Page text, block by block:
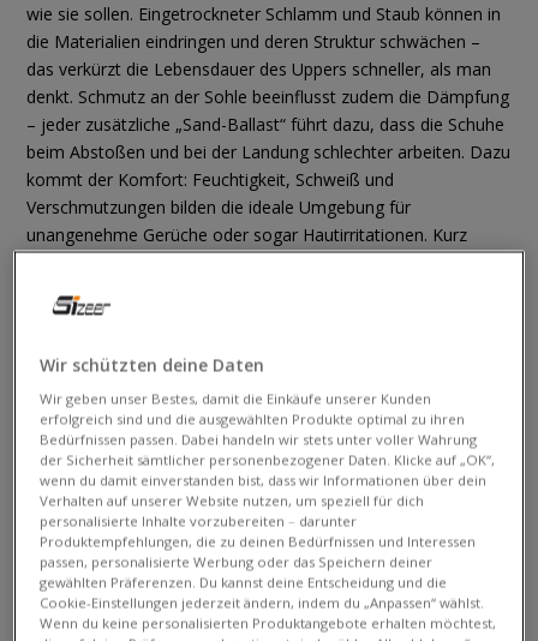
wie sie sollen. Eingetrockneter Schlamm und Staub können in
die Materialien eindringen und deren Struktur schwächen –
das verkürzt die Lebensdauer des Uppers schneller, als man
denkt. Schmutz an der Sohle beeinflusst zudem die Dämpfung
– jeder zusätzliche „Sand-Ballast“ führt dazu, dass die Schuhe
beim Abstoßen und bei der Landung schlechter arbeiten. Dazu
kommt der Komfort: Feuchtigkeit, Schweiß und
Verschmutzungen bilden die ideale Umgebung für
unangenehme Gerüche oder sogar Hautirritationen. Kurz
ganz einfach.
144.99 €179.99 € 119.99 €169.99 €
Wir schützten deine Daten
Wir geben unser Bestes, damit die Einkäufe unserer Kunden
erfolgreich sind und die ausgewählten Produkte optimal zu ihren
Bedürfnissen passen. Dabei handeln wir stets unter voller Wahrung
der Sicherheit sämtlicher personenbezogener Daten. Klicke auf „OK“,
wenn du damit einverstanden bist, dass wir Informationen über dein
Verhalten auf unserer Website nutzen, um speziell für dich
personalisierte Inhalte vorzubereiten – darunter
Produktempfehlungen, die zu deinen Bedürfnissen und Interessen
passen, personalisierte Werbung oder das Speichern deiner
gewählten Präferenzen. Du kannst deine Entscheidung und die
Cookie-Einstellungen jederzeit ändern, indem du „Anpassen“ wählst.
Wenn du keine personalisierten Produktangebote erhalten möchtest,